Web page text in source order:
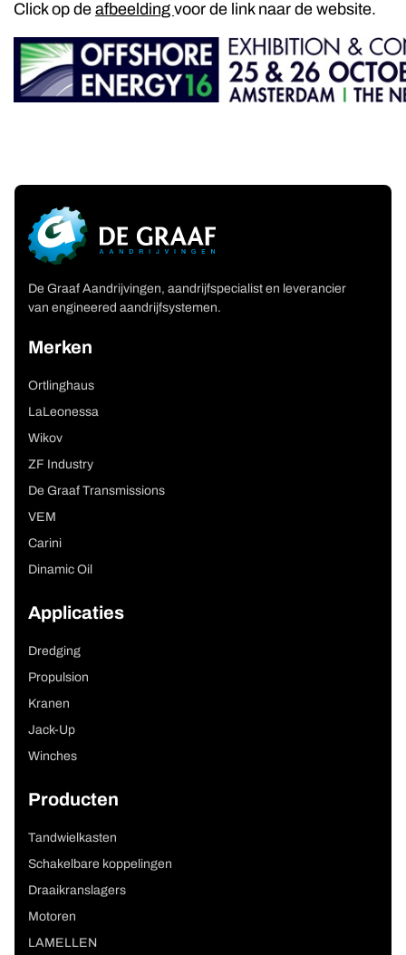
Click op de afbeelding voor de link naar de website.
De Graaf Aandrijvingen, aandrijfspecialist en leverancier
van engineered aandrijfsystemen.
Merken
Ortlinghaus
LaLeonessa
Wikov
ZF Industry
De Graaf Transmissions
VEM
Carini
Dinamic Oil
Applicaties
Dredging
Propulsion
Kranen
Jack-Up
Winches
Producten
Tandwielkasten
Schakelbare koppelingen
Draaikranslagers
Motoren
LAMELLEN